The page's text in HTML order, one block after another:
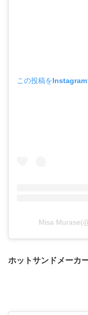
この投稿をInstagram
Misa
ホットサンドメーカ